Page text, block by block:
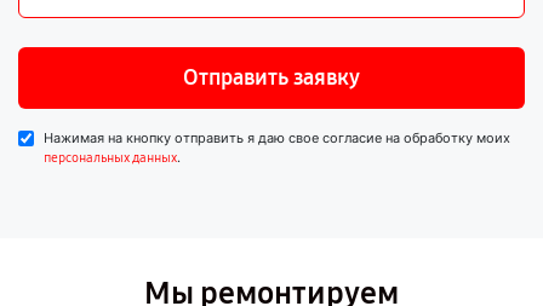
Отправить заявку
Нажимая на кнопку отправить я даю свое согласие на обработку моих
персональных данных.
Мы ремонтируем